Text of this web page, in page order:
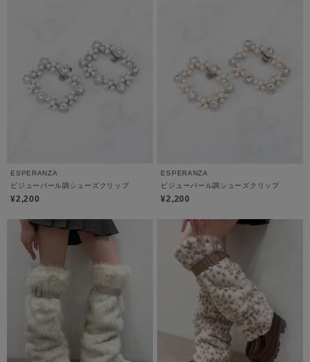
ESPERANZA
ビジューパール調シューズクリップ
¥2,200
ESPERANZA
ビジューパール調シューズクリップ
¥2,200